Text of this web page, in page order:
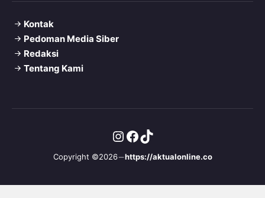
Kontak
Pedoman Media Siber
Redaksi
Tentang Kami
Copyright ©2026 https://aktualonline.co
Instagram
Facebook
TikTok